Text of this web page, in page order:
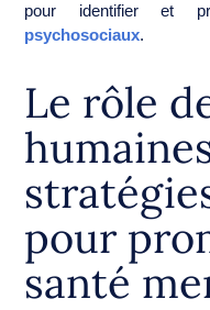
pour identifier et
psychosociaux.
Le rôle
pour
santé